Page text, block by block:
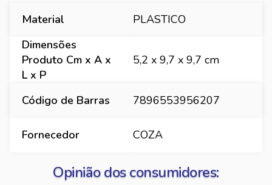
Material
PLASTICO
Dimensões
Produto Cm x A x
L x P
5,2 x 9,7 x 9,7 cm
Código de Barras 7896553956207
Fornecedor COZA
Opinião dos consumidores: